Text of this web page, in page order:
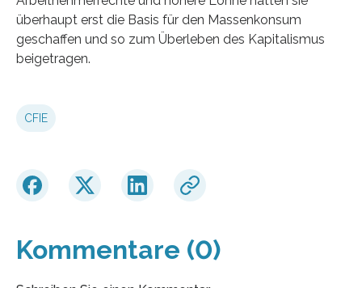
überhaupt erst die Basis für den Massenkonsum
geschaffen und so zum Überleben des Kapitalismus
beigetragen.
CFIE
Kommentare (0)